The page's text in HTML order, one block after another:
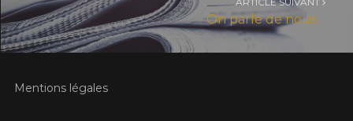
On parle de nous…
Mentions légales